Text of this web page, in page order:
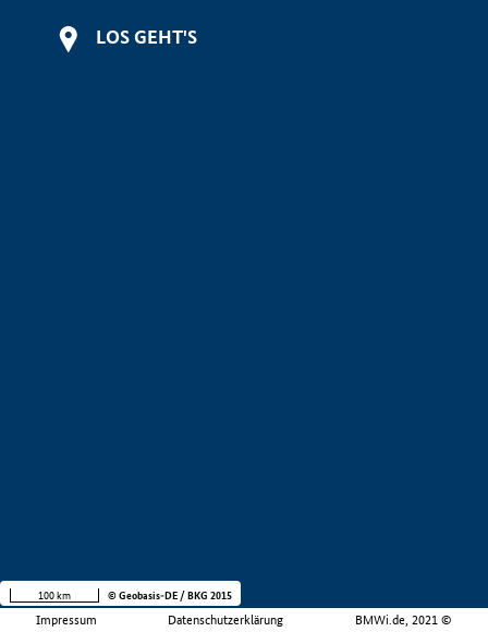
LOS GEHT'S
Impressum Datenschutzerklärung BMWi.de, 2021 ©
100 km © Geobasis-DE / BKG 2015